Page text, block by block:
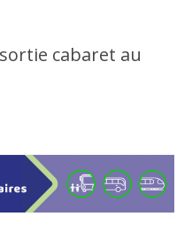
cabaret au